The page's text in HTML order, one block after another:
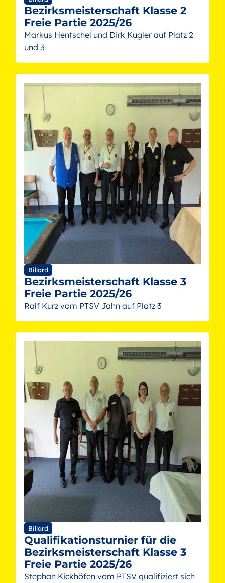
Bezirksmeisterschaft Klasse 2
Freie Partie 2025/26
Markus Hentschel und Dirk Kugler auf Platz 2
und 3
Billard
Bezirksmeisterschaft Klasse 3
Freie Partie 2025/26
Ralf Kurz vom PTSV Jahn auf Platz 3
Billard
Qualifikationsturnier für die
Bezirksmeisterschaft Klasse 3
Freie Partie 2025/26
Stephan Kickhöfen vom PTSV qualifiziert sich